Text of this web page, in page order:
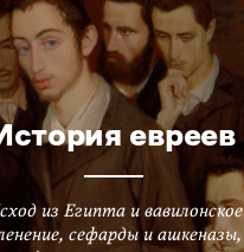
евреев
из Египта и вавилонское
сефарды и ашкеназы,